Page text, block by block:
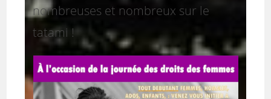
nombreuses et nombreux sur le
tatami !